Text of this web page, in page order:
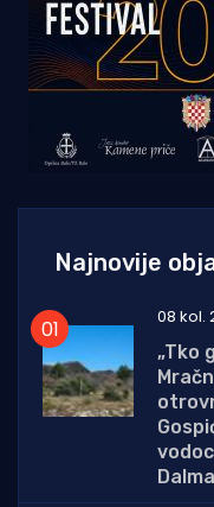
Najnovije
08 kol.
„Tko